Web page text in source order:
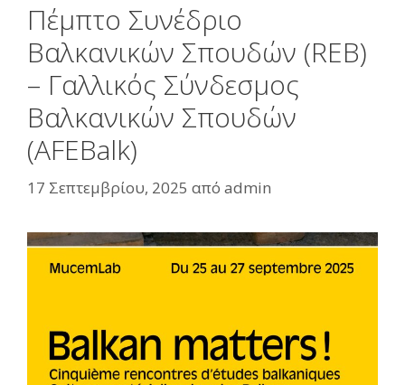
Πέμπτο Συνέδριο
Βαλκανικών Σπουδών (REB)
– Γαλλικός Σύνδεσμος
Βαλκανικών Σπουδών
(AFEBalk)
17 Σεπτεμβρίου, 2025 από admin